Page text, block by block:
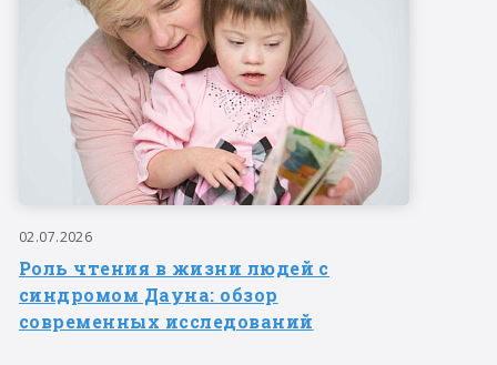
02.07.2026
Роль чтения в жизни людей с
синдромом Дауна: обзор
современных исследований